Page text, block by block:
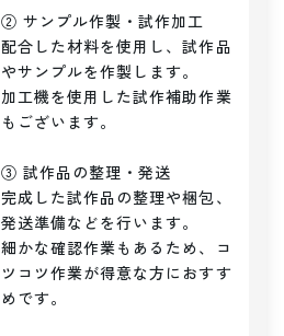
② サンプル作製・試作加工
配合した材料を使用し、試作品
やサンプルを作製します。
加工機を使用した試作補助作業
もございます。
③ 試作品の整理・発送
完成した試作品の整理や梱包、
発送準備などを行います。
細かな確認作業もあるため、コ
ツコツ作業が得意な方におすす
めです。